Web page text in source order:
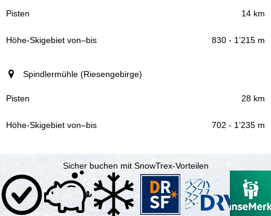
14 km
830 - 1’215 m
Spindlermühle (Riesengebirge)
28 km
702 - 1’235 m
Sicher buchen mit SnowTrex-Vorteilen